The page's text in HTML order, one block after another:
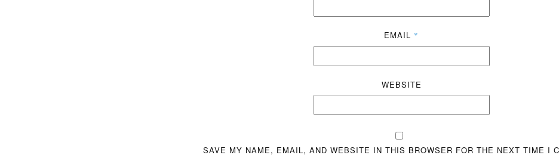
EMAIL *
WEBSITE
SAVE MY NAME, EMAIL, AND WEBSITE IN THIS BROWSER FOR THE NEXT TIME I